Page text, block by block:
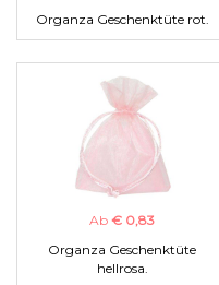
Organza Geschenktüte rot.
Ab € 0,83
Organza Geschenktüte
hellrosa.